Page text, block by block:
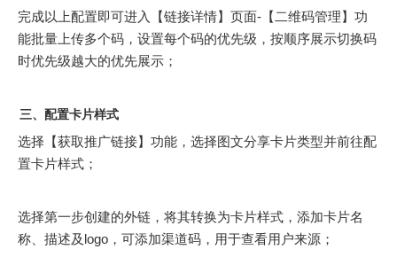
完成以上配置即可进入【链接详情】页面-【二维码管理】功
能批量上传多个码，设置每个码的优先级，按顺序展示切换码
时优先级越大的优先展示；
三、配置卡片样式
选择【获取推广链接】功能，选择图文分享卡片类型并前往配
置卡片样式；
选择第一步创建的外链，将其转换为卡片样式，添加卡片名
称、描述及logo，可添加渠道码，用于查看用户来源；